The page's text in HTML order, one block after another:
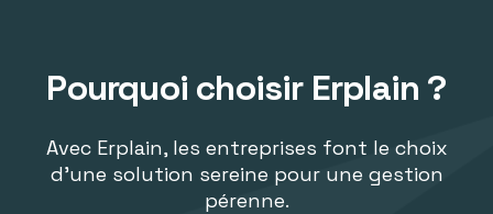
Pourquoi choisir Erplain ?
Avec Erplain, les entreprises font le choix
d'une solution sereine pour une gestion
pérenne.